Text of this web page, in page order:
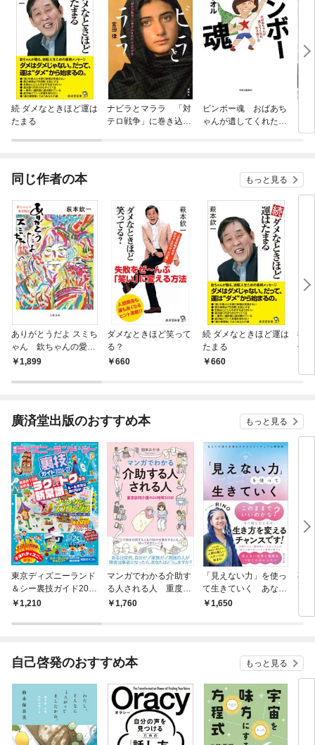
続 ダメなときほど運は
たまる
ナビラとマララ 「対
テロ戦争」に巻き込ま
ビンボー魂 おばあち
ゃんが遺してくれた生
ラ
同じ作者の本 もっと見る
ありがとうだよ スミち
ゃん 欽ちゃんの愛妻
物語1,899
ダメなときほど笑って
る？
660
続 ダメなときほど運は
たまる
660
80
何
廣済堂出版のおすすめ本 もっと見る
東京ディズニーランド
＆シー裏技ガイド202
6-271,210
マンガでわかる介助す
る人される人 重度訪
問介護の24時間365日
1,760
「見えない力」を使っ
て生きていく あなた
の魂を目覚めさせるス
1,650
不
自己啓発のおすすめ本 もっと見る